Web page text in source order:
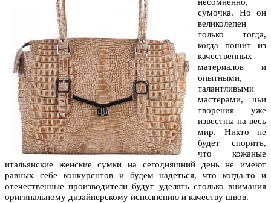
несомненно,
сумочка. Но он
великолепен
только тогда,
когда пошит из
качественных
материалов и
опытными,
талантливыми
мастерами, чьи
творения уже
известны на весь
мир. Никто не
будет спорить,
что кожаные
итальянские женские сумки на сегодняшний день не имеют
равных себе конкурентов и будем надеться, что когда-то и
отечественные производители будут уделять столько внимания
оригинальному дизайнерскому исполнению и качеству швов.